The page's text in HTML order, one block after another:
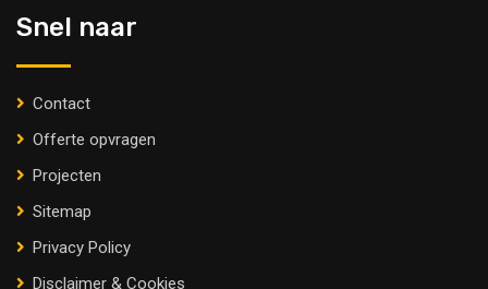
Snel naar
Contact
Offerte opvragen
Projecten
Sitemap
Privacy Policy
Disclaimer & Cookies